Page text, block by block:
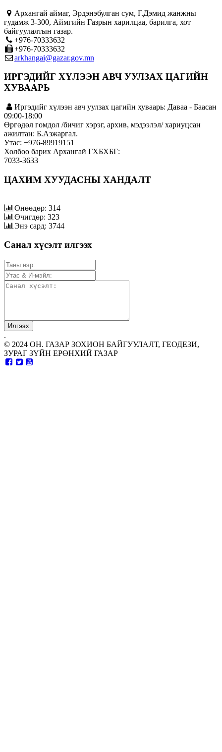
Архангай аймаг, Эрдэнэбулган сум, Г.Дэмид жанжны
гудамж 3-300, Аймгийн Газрын харилцаа, барилга, хот
байгуулалтын газар.
+976-70333632
+976-70333632
arkhangai@gazar.gov.mn
ИРГЭДИЙГ ХҮЛЭЭН АВЧ УУЛЗАХ ЦАГИЙН
ХУВААРЬ
Иргэдийг хүлээн авч уулзах цагийн хуваарь: Даваа - Баасан
09:00-18:00
Өргөдөл гомдол /бичиг хэрэг, архив, мэдээлэл/ хариуцсан
ажилтан: Б.Азжаргал.
Утас: +976-89919151
Холбоо барих Архангай ГХБХБГ:
7033-3633
ЦАХИМ ХУУДАСНЫ ХАНДАЛТ
Өнөөдөр: 314
Өчигдөр: 323
Энэ сард: 3744
Санал хүсэлт илгээх
.
© 2024 ОН. ГАЗАР ЗОХИОН БАЙГУУЛАЛТ, ГЕОДЕЗИ,
ЗУРАГ ЗҮЙН ЕРӨНХИЙ ГАЗАР